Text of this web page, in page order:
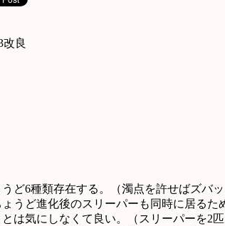
改良
ど6種類存在する。（濁点を許せばズバ
うど進化後のスリーパーも同時に居るた
は気にしなくて良い。（スリーパーを2